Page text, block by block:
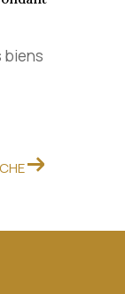
biens